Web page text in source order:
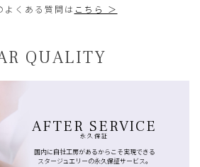
よくある質問は こちら ＞
QUALITY
AFTER SERVICE
永久保証
国内に自社工房があるからこそ実現できる
スタージュエリーの永久保証サービス。